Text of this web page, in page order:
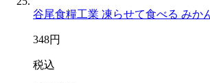
谷尾食糧工業 凍らせて食べる みか
348円
税込